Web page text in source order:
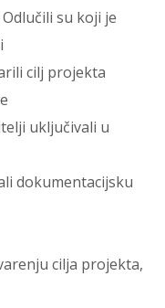
su koji je
cilj projekta
uključivali u
dokumentacijsku
cilja projekta,